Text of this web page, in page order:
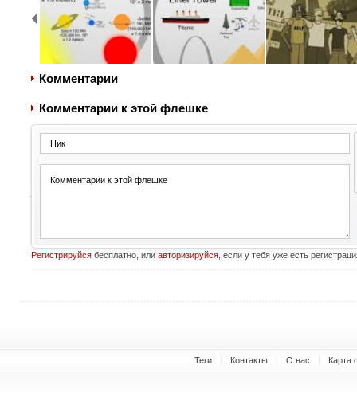
Комментарии
Комментарии к этой флешке
Регистрируйсябесплатно, или авторизируйся, если у тебя уже есть
Теги Контакты О нас Карта